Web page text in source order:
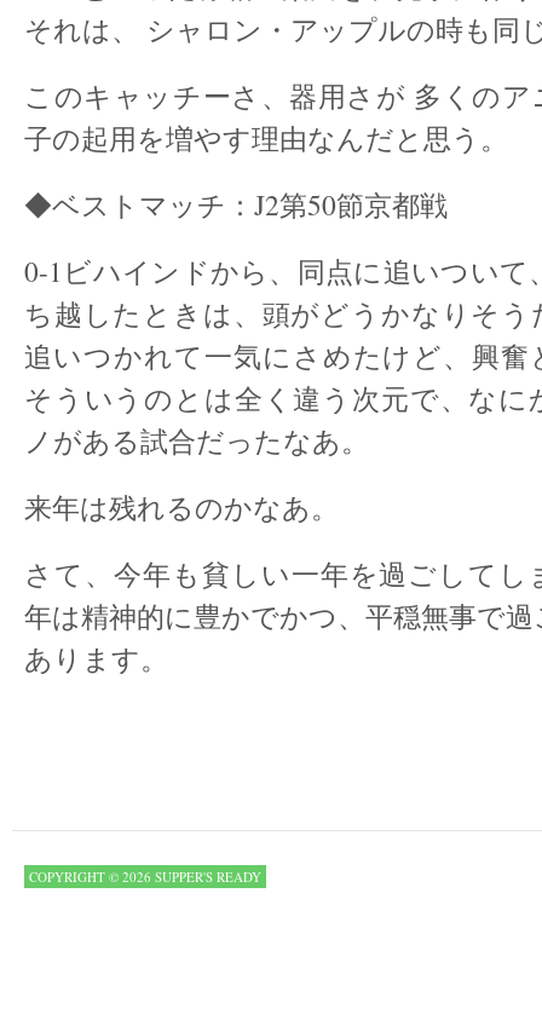
それは、 シャロン・アップルの時も同
このキャッチーさ、器用さが 多くの
子の起用を増やす理由なんだと思う。
◆ベストマッチ：J2第50節京都戦
0-1ビハインドから、同点に追いついて
ち越したときは、頭がどうかなりそう
追いつかれて一気にさめたけど、興奮
そういうのとは全く違う次元で、なに
ノがある試合だったなあ。
来年は残れるのかなあ。
さて、今年も貧しい一年を過ごしてし
年は精神的に豊かでかつ、平穏無事で
あります。
COPYRIGHT © 2026 SUPPER'S READY